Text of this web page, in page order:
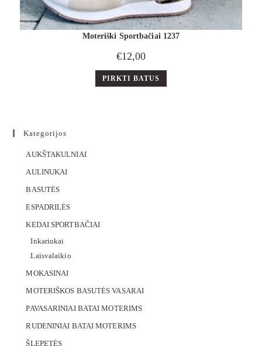
Moteriški Sportbačiai 1237
€12,00
PIRKTI BATUS
Kategorijos
AUKŠTAKULNIAI
AULINUKAI
BASUTĖS
ESPADRILĖS
KEDAI SPORTBAČIAI
Inkariukai
Laisvalaikio
MOKASINAI
MOTERIŠKOS BASUTĖS VASARAI
PAVASARINIAI BATAI MOTERIMS
RUDENINIAI BATAI MOTERIMS
ŠLEPETĖS